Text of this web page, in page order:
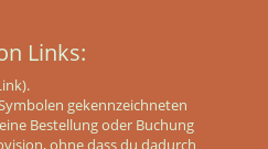
Links:
gekennzeichneten
Bestellung oder Buchung
ohne dass du dadurch